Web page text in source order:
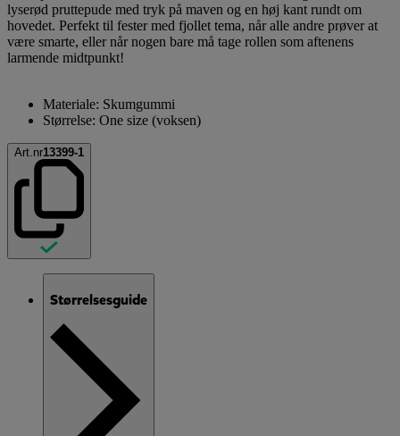
lyserød pruttepude med tryk på maven og en høj kant rundt om
hovedet. Perfekt til fester med fjollet tema, når alle andre prøver at
være smarte, eller når nogen bare må tage rollen som aftenens
larmende midtpunkt!
Materiale: Skumgummi
Størrelse: One size (voksen)
Art.nr13399-1
Størrelsesguide